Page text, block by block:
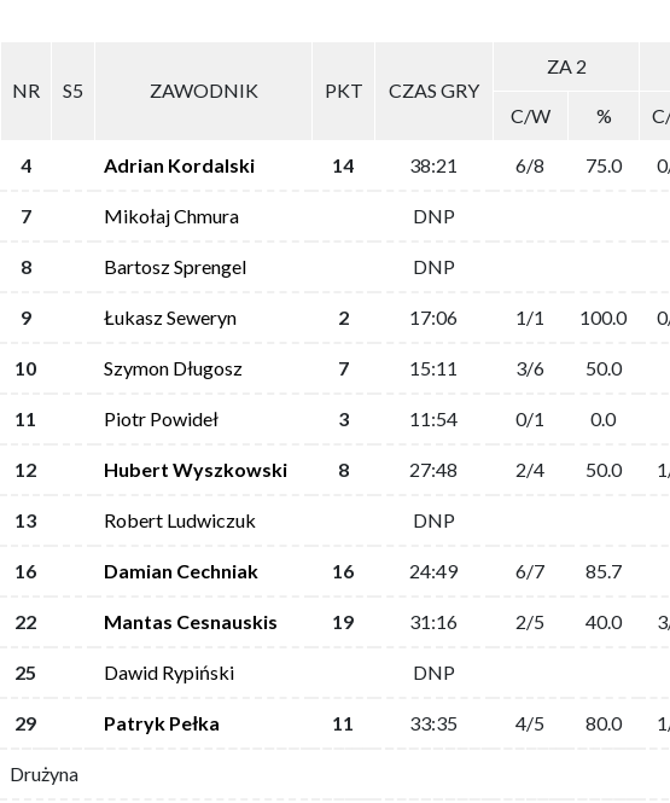
NR S5 ZAWODNIK PKT CZAS GRY
ZA 2
C/W
%
4 Adrian Kordalski 14 38:21 6/8 75.0
7 Mikołaj Chmura DNP
8 Bartosz Sprengel DNP
9 Łukasz Seweryn 2 17:06 1/1 100.0
10 Szymon Długosz 7 15:11 3/6 50.0
11 Piotr Powideł 3 11:54 0/1 0.0
12 Hubert Wyszkowski 8 27:48 2/4 50.0
13 Robert Ludwiczuk DNP
16 Damian Cechniak 16 24:49 6/7 85.7
22 Mantas Cesnauskis 19 31:16 2/5 40.0
25 Dawid Rypiński DNP
29 Patryk Pełka 11 33:35 4/5 80.0
Drużyna